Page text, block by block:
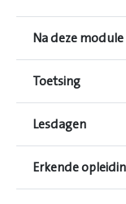
Na deze module
Toetsing
Lesdagen
Erkende